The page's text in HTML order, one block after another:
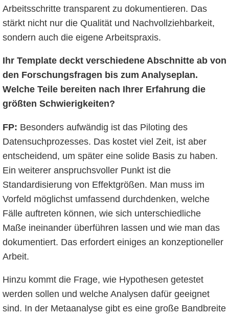
Arbeitsschritte transparent zu dokumentieren. Das
stärkt nicht nur die Qualität und Nachvollziehbarkeit,
sondern auch die eigene Arbeitspraxis.
Ihr Template deckt verschiedene Abschnitte ab von
den Forschungsfragen bis zum Analyseplan.
Welche Teile bereiten nach Ihrer Erfahrung die
größten Schwierigkeiten?
FP: Besonders aufwändig ist das Piloting des
Datensuchprozesses. Das kostet viel Zeit, ist aber
entscheidend, um später eine solide Basis zu haben.
Ein weiterer anspruchsvoller Punkt ist die
Standardisierung von Effektgrößen. Man muss im
Vorfeld möglichst umfassend durchdenken, welche
Fälle auftreten können, wie sich unterschiedliche
Maße ineinander überführen lassen und wie man das
dokumentiert. Das erfordert einiges an konzeptioneller
Arbeit.
Hinzu kommt die Frage, wie Hypothesen getestet
werden sollen und welche Analysen dafür geeignet
sind. In der Metaanalyse gibt es eine große Bandbreite